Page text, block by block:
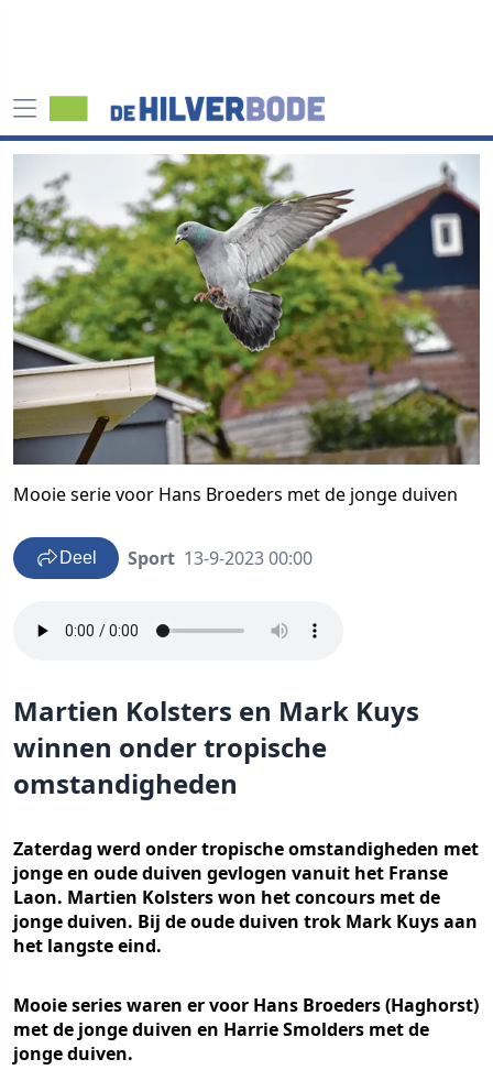
Mooie serie voor Hans Broeders met de jonge duiven
Deel Sport 13-9-2023 00:00
Martien Kolsters en Mark Kuys
winnen onder tropische
omstandigheden
Zaterdag werd onder tropische omstandigheden met
jonge en oude duiven gevlogen vanuit het Franse
Laon. Martien Kolsters won het concours met de
jonge duiven. Bij de oude duiven trok Mark Kuys aan
het langste eind.
Mooie series waren er voor Hans Broeders (Haghorst)
met de jonge duiven en Harrie Smolders met de
jonge duiven.